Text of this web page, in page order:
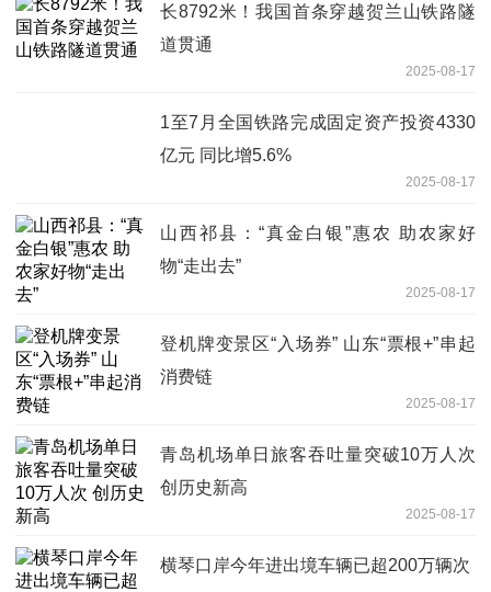
长8792米！我国首条穿越贺兰山铁路隧
道贯通
2025-08-17
1至7月全国铁路完成固定资产投资4330
亿元 同比增5.6%
2025-08-17
山西祁县：“真金白银”惠农 助农家好
物“走出去”
2025-08-17
登机牌变景区“入场券” 山东“票根+”串起
消费链
2025-08-17
青岛机场单日旅客吞吐量突破10万人次
创历史新高
2025-08-17
横琴口岸今年进出境车辆已超200万辆次